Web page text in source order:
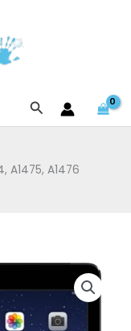
Buscar
A1475, A1476